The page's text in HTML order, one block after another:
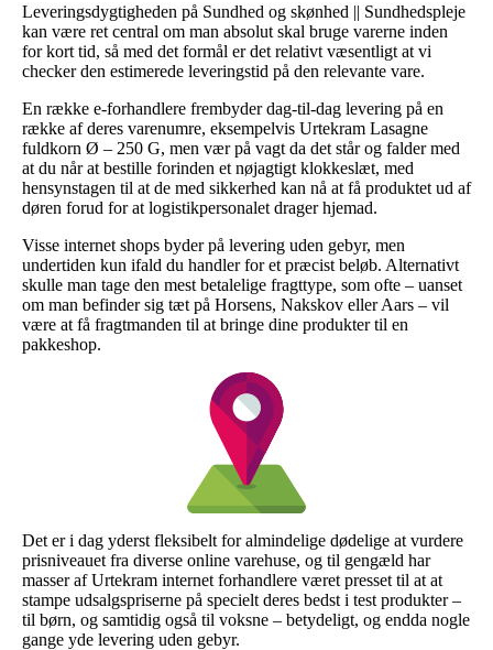
Leveringsdygtigheden på Sundhed og skønhed || Sundhedspleje
kan være ret central om man absolut skal bruge varerne inden
for kort tid, så med det formål er det relativt væsentligt at vi
checker den estimerede leveringstid på den relevante vare.
En række e-forhandlere frembyder dag-til-dag levering på en
række af deres varenumre, eksempelvis Urtekram Lasagne
fuldkorn Ø – 250 G, men vær på vagt da det står og falder med
at du når at bestille forinden et nøjagtigt klokkeslæt, med
hensynstagen til at de med sikkerhed kan nå at få produktet ud af
døren forud for at logistikpersonalet drager hjemad.
Visse internet shops byder på levering uden gebyr, men
undertiden kun ifald du handler for et præcist beløb. Alternativt
skulle man tage den mest betalelige fragttype, som ofte – uanset
om man befinder sig tæt på Horsens, Nakskov eller Aars – vil
være at få fragtmanden til at bringe dine produkter til en
pakkeshop.
Det er i dag yderst fleksibelt for almindelige dødelige at vurdere
prisniveauet fra diverse online varehuse, og til gengæld har
masser af Urtekram internet forhandlere været presset til at at
stampe udsalgspriserne på specielt deres bedst i test produkter –
til børn, og samtidig også til voksne – betydeligt, og endda nogle
gange yde levering uden gebyr.